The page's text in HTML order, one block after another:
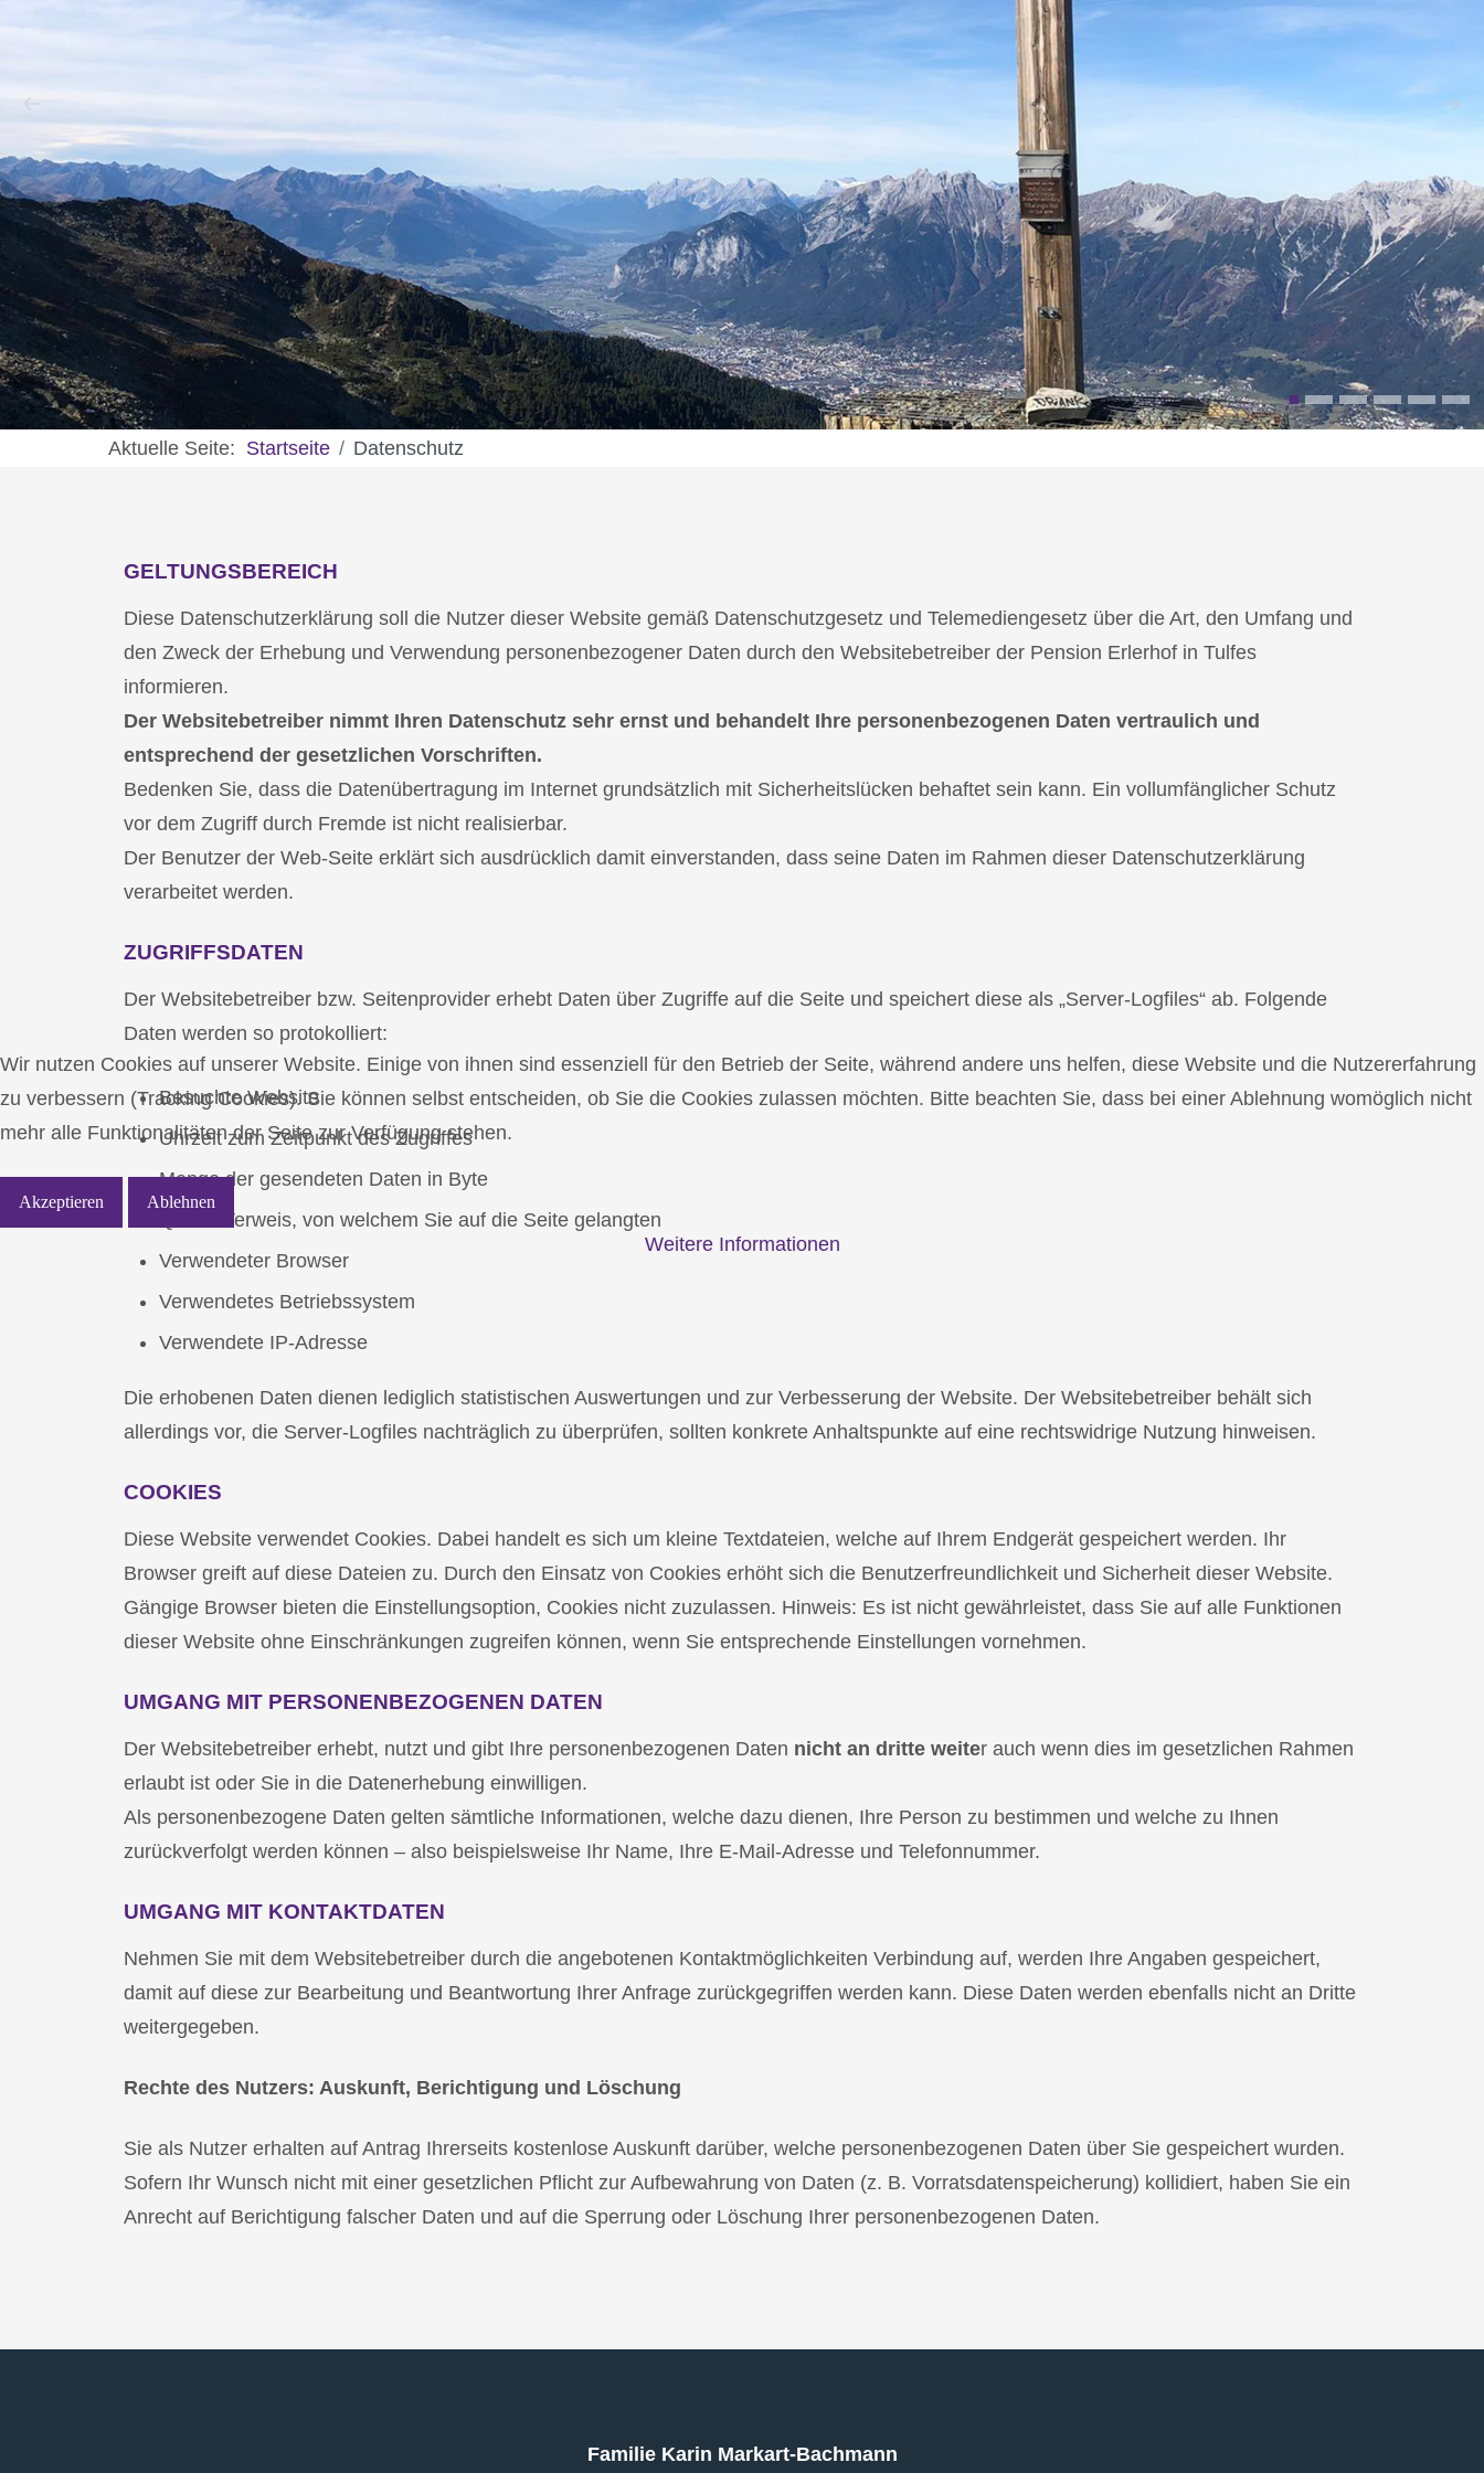
Aktuelle Seite: Startseite Datenschutz
GELTUNGSBEREICH
Diese Datenschutzerklärung soll die Nutzer dieser Website gemäß Datenschutzgesetz und Telemediengesetz über die Art, den Umfang und
den Zweck der Erhebung und Verwendung personenbezogener Daten durch den Websitebetreiber der Pension Erlerhof in Tulfes
informieren.
Der Websitebetreiber nimmt Ihren Datenschutz sehr ernst und behandelt Ihre personenbezogenen Daten vertraulich und
entsprechend der gesetzlichen Vorschriften.
Bedenken Sie, dass die Datenübertragung im Internet grundsätzlich mit Sicherheitslücken behaftet sein kann. Ein vollumfänglicher Schutz
vor dem Zugriff durch Fremde ist nicht realisierbar.
Der Benutzer der Web-Seite erklärt sich ausdrücklich damit einverstanden, dass seine Daten im Rahmen dieser Datenschutzerklärung
verarbeitet werden.
ZUGRIFFSDATEN
Der Websitebetreiber bzw. Seitenprovider erhebt Daten über Zugriffe auf die Seite und speichert diese als „Server-Logfiles“ ab. Folgende
Daten werden so protokolliert:
Besuchte Website
Uhrzeit zum Zeitpunkt des Zugriffes
Menge der gesendeten Daten in Byte
Quelle/Verweis, von welchem Sie auf die Seite gelangten
Verwendeter Browser
Verwendetes Betriebssystem
Verwendete IP-Adresse
Die erhobenen Daten dienen lediglich statistischen Auswertungen und zur Verbesserung der Website. Der Websitebetreiber behält sich
allerdings vor, die Server-Logfiles nachträglich zu überprüfen, sollten konkrete Anhaltspunkte auf eine rechtswidrige Nutzung hinweisen.
COOKIES
Diese Website verwendet Cookies. Dabei handelt es sich um kleine Textdateien, welche auf Ihrem Endgerät gespeichert werden. Ihr
Browser greift auf diese Dateien zu. Durch den Einsatz von Cookies erhöht sich die Benutzerfreundlichkeit und Sicherheit dieser Website.
Gängige Browser bieten die Einstellungsoption, Cookies nicht zuzulassen. Hinweis: Es ist nicht gewährleistet, dass Sie auf alle Funktionen
dieser Website ohne Einschränkungen zugreifen können, wenn Sie entsprechende Einstellungen vornehmen.
UMGANG MIT PERSONENBEZOGENEN DATEN
Der Websitebetreiber erhebt, nutzt und gibt Ihre personenbezogenen Daten nicht an dritte weiter auch wenn dies im gesetzlichen Rahmen
erlaubt ist oder Sie in die Datenerhebung einwilligen.
Als personenbezogene Daten gelten sämtliche Informationen, welche dazu dienen, Ihre Person zu bestimmen und welche zu Ihnen
zurückverfolgt werden können – also beispielsweise Ihr Name, Ihre E-Mail-Adresse und Telefonnummer.
UMGANG MIT KONTAKTDATEN
Nehmen Sie mit dem Websitebetreiber durch die angebotenen Kontaktmöglichkeiten Verbindung auf, werden Ihre Angaben gespeichert,
damit auf diese zur Bearbeitung und Beantwortung Ihrer Anfrage zurückgegriffen werden kann. Diese Daten werden ebenfalls nicht an Dritte
weitergegeben.
Rechte des Nutzers: Auskunft, Berichtigung und Löschung
Sie als Nutzer erhalten auf Antrag Ihrerseits kostenlose Auskunft darüber, welche personenbezogenen Daten über Sie gespeichert wurden.
Sofern Ihr Wunsch nicht mit einer gesetzlichen Pflicht zur Aufbewahrung von Daten (z. B. Vorratsdatenspeicherung) kollidiert, haben Sie ein
Anrecht auf Berichtigung falscher Daten und auf die Sperrung oder Löschung Ihrer personenbezogenen Daten.
Familie Karin Markart-Bachmann
Wir nutzen Cookies auf unserer Website. Einige von ihnen sind essenziell für den Betrieb der Seite, während andere uns helfen, diese Website und die Nutzererfahrung
zu verbessern (Tracking Cookies). Sie können selbst entscheiden, ob Sie die Cookies zulassen möchten. Bitte beachten Sie, dass bei einer Ablehnung womöglich nicht
mehr alle Funktionalitäten der Seite zur Verfügung stehen.
Akzeptieren Ablehnen
Weitere Informationen